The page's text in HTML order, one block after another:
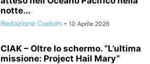
notte...
Redazione Coelum - 10 Aprile 2026
CIAK – Oltre lo schermo. “L’ultima
missione: Project Hail Mary”